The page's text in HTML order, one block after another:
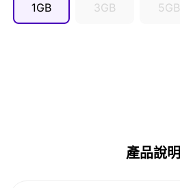
1GB 3GB 5GB
產品說明